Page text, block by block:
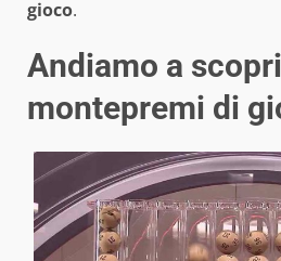
gioco.
Andiamo a
montepremi di